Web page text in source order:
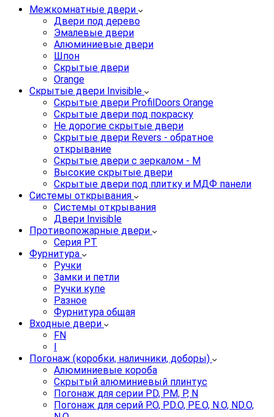
Межкомнатные двери
Двери под дерево
Эмалевые двери
Алюминиевые двери
Шпон
Скрытые двери
Orange
Скрытые двери Invisible
Скрытые двери ProfilDoors Orange
Скрытые двери под покраску
Не дорогие скрытые двери
Скрытые двери Revers - обратное
открывание
Скрытые двери с зеркалом - M
Высокие скрытые двери
Скрытые двери под плитку и МДФ панели
Системы открывания
Системы открывания
Двери Invisible
Противопожарные двери
Серия PT
Фурнитура
Ручки
Замки и петли
Ручки купе
Разное
Фурнитура общая
Входные двери
FN
I
Погонаж (коробки, наличники, доборы)
Алюминиевые короба
Скрытый алюминиевый плинтус
Погонаж для серии PD, PM, P, N
Погонаж для серий P.O, PD.O, PE.O, N.O, ND.O,